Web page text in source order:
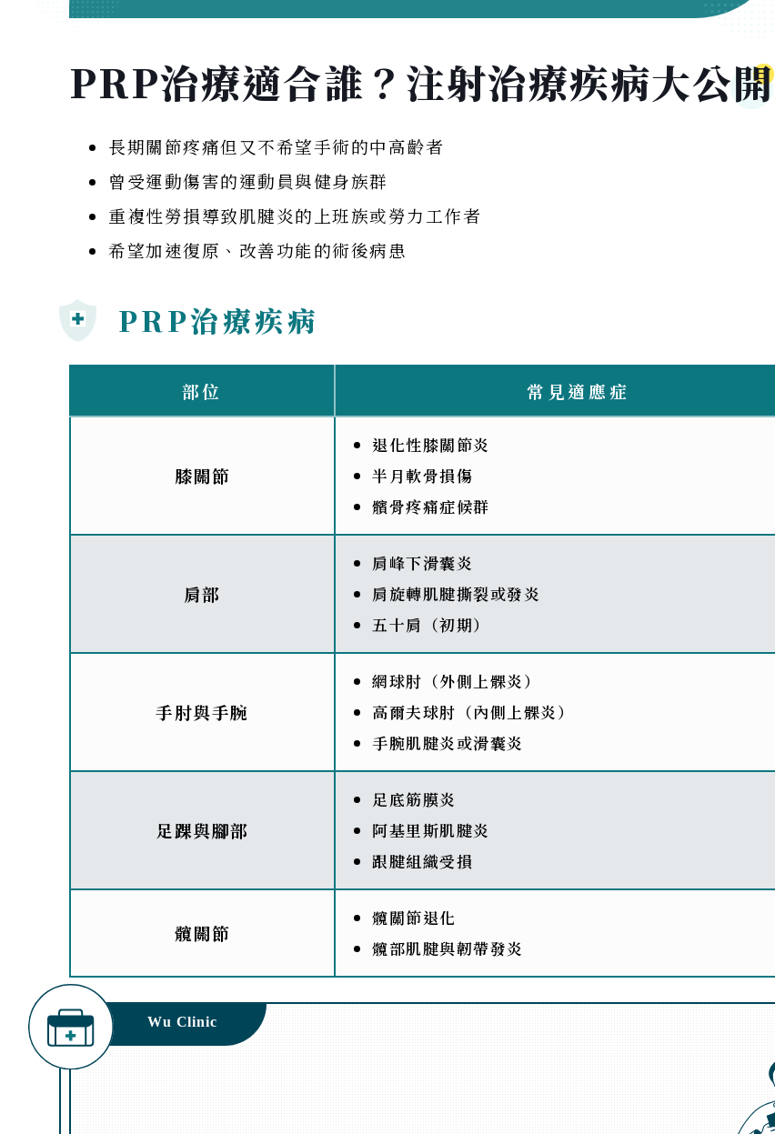
PRP治療適合誰？注射治療疾病大公開
長期關節疼痛但又不希望手術的中高齡者
曾受運動傷害的運動員與健身族群
重複性勞損導致肌腱炎的上班族或勞力工作者
希望加速復原、改善功能的術後病患
PRP治療疾病
部位 常見適應症
膝關節
退化性膝關節炎
半月軟骨損傷
髕骨疼痛症候群
肩部
肩峰下滑囊炎
肩旋轉肌腱撕裂或發炎
五十肩（初期）
手肘與手腕
網球肘（外側上髁炎）
高爾夫球肘（內側上髁炎）
手腕肌腱炎或滑囊炎
足踝與腳部
足底筋膜炎
阿基里斯肌腱炎
跟腱組織受損
髖關節
髖關節退化
髖部肌腱與韌帶發炎
Wu Clinic